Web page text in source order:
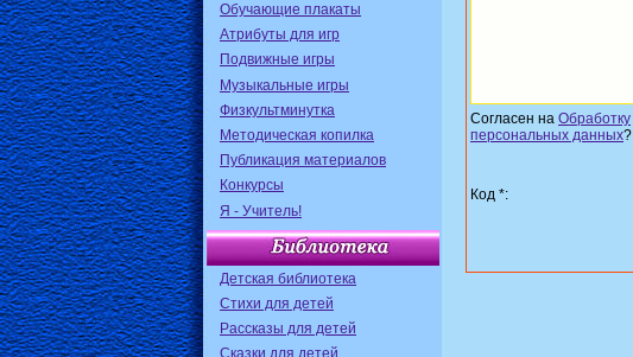
Обучающие плакаты
Атрибуты для игр
Подвижные игры
Музыкальные игры
Физкультминутка
Методическая копилка
Публикация материалов
Конкурсы
Я - Учитель!
Детская библиотека
Стихи для детей
Рассказы для детей
Согласен на Обработку
персональных данных?
Код *: